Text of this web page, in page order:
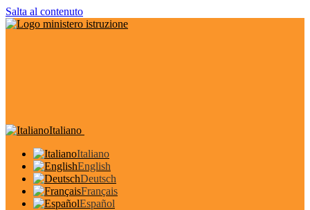
Salta al contenuto
Italiano
Italiano
English
Deutsch
Français
Español